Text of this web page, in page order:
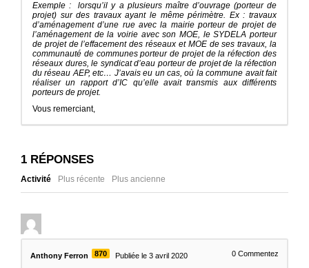
Exemple : lorsqu’il y a plusieurs maître d’ouvrage (porteur de
projet) sur des travaux ayant le même périmètre. Ex : travaux
d’aménagement d’une rue avec la mairie porteur de projet de
l’aménagement de la voirie avec son MOE, le SYDELA porteur
de projet de l’effacement des réseaux et MOE de ses travaux, la
communauté de communes porteur de projet de la réfection des
réseaux dures, le syndicat d’eau porteur de projet de la réfection
du réseau AEP, etc… J’avais eu un cas, où la commune avait fait
réaliser un rapport d’IC qu’elle avait transmis aux différents
porteurs de projet.
Vous remerciant,
1 RÉPONSES
Activité Plus récente Plus ancienne
Anthony Ferron 870 Publiée le 3 avril 2020 0 Commentez